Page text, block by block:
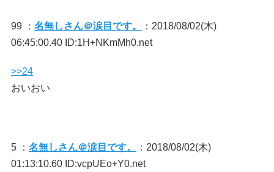
99 ： 名無しさん＠涙目です。
：2018/08/02(木)
06:45:00.40 ID:1H+NKmMh0.net
>>24
おいおい
5 ： 名無しさん＠涙目です。
：2018/08/02(木)
01:13:10.60 ID:vcpUEo+Y0.net